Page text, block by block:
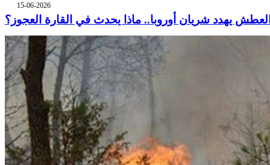
15-06-2026
يهدد شريان أوروبا.. ماذا يحدث في القارة العجوز؟